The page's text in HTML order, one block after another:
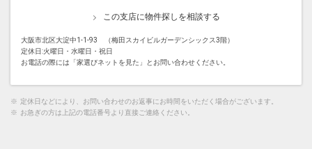
この支店に物件探しを相談する
大阪市北区大淀中1-1-93 （梅田スカイビルガーデンシックス3階）
定休日:火曜日・水曜日・祝日
お電話の際には「家選びネットを見た」とお問い合わせください。
※ 定休日などにより、お問い合わせのお返事にお時間をいただく場合がございます。
※ お急ぎの方は上記の電話番号より直接ご連絡ください。